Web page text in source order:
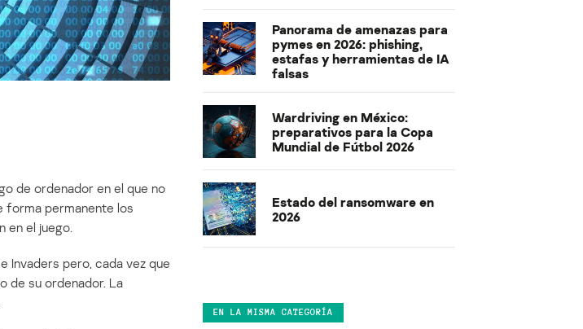
de ordenador en el que no
forma permanente los
en el juego.
Invaders pero, cada vez que
de su ordenador. La
Panorama de amenazas para
pymes en 2026: phishing,
estafas y herramientas de IA
falsas
Wardriving en México:
preparativos para la Copa
Mundial de Fútbol 2026
Estado del ransomware en
2026
EN LA MISMA CATEGORÍA